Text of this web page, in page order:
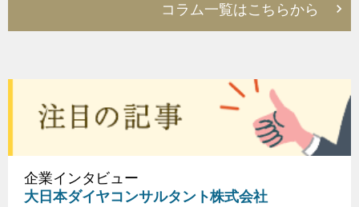
コラム一覧はこちらから
企業インタビュー
大日本ダイヤコンサルタント株式会社